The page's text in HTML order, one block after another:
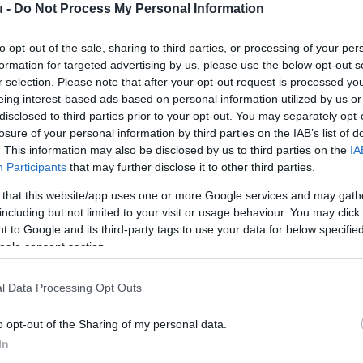
- Do Not Process My Personal Information
opt-out of the sale, sharing to third parties, or processing of your
for targeted advertising by us, please use the below opt-out
selection. Please note that after your opt-out request is processed
interest-based ads based on personal information utilized by us
to third parties prior to your opt-out. You may separately
of your personal information by third parties on the IAB’s list of
This information may also be disclosed by us to third parties on the
Participants that may further disclose it to other third parties.
that this website/app uses one or more Google services and may
but not limited to your visit or usage behaviour. You may
to Google and its third-party tags to use your data for below
consent section.
Data Processing Opt Outs
opt-out of the Sharing of my personal data.
azt a nyíradonyi 18 éves fiút, aki
kiadva, szórakozásból igazoltatta az
az egyik járaton ugyanis egy